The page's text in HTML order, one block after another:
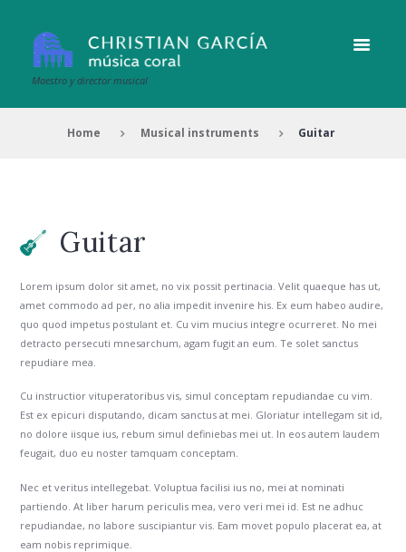
Maestro y director musical
Home Musical instruments Guitar
Guitar
Lorem ipsum dolor sit amet, no vix possit pertinacia. Velit quaeque has ut,
amet commodo ad per, no alia impedit invenire his. Ex eum habeo audire,
quo quod impetus postulant et. Cu vim mucius integre ocurreret. No mei
detracto persecuti mnesarchum, agam fugit an eum. Te solet sanctus
repudiare mea.
Cu instructior vituperatoribus vis, simul conceptam repudiandae cu vim.
Est ex epicuri disputando, dicam sanctus at mei. Gloriatur intellegam sit id,
no dolore iisque ius, rebum simul definiebas mei ut. In eos autem laudem
feugait, duo eu noster tamquam conceptam.
Nec et veritus intellegebat. Voluptua facilisi ius no, mei at nominati
partiendo. At liber harum periculis mea, vero veri mei id. Est ne adhuc
repudiandae, no labore suscipiantur vis. Eam movet populo placerat ea, at
eam nobis reprimique.